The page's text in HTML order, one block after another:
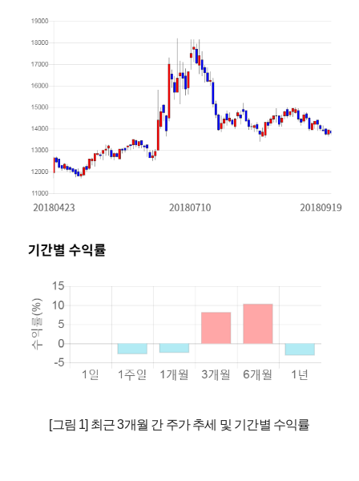
[그림 1] 최근 3개월 간 주가 추세 및 기간별 수익률